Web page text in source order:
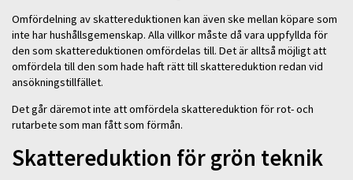
Omfördelning av skattereduktionen kan även ske mellan köpare som
inte har hushållsgemenskap. Alla villkor måste då vara uppfyllda för
den som skattereduktionen omfördelas till. Det är alltså möjligt att
omfördela till den som hade haft rätt till skattereduktion redan vid
ansökningstillfället.
Det går däremot inte att omfördela skattereduktion för rot- och
rutarbete som man fått som förmån.
Skattereduktion för grön teknik